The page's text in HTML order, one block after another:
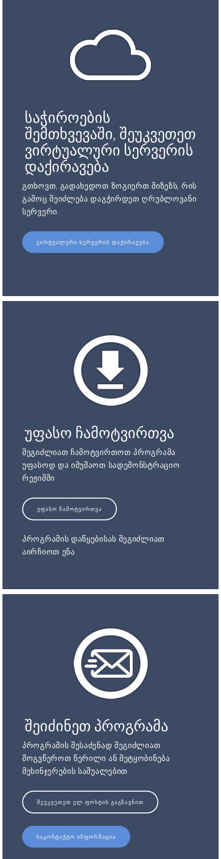
საჭიროების
შემთხვევაში, შეუკვეთეთ
ვირტუალური სერვერის
დაქირავება
გთხოვთ, გადახედოთ ზოგიერთ მიზეზს, რის
გამოც შეიძლება დაგჭირდეთ ღრუბლოვანი
სერვერი.
ᲕᲘᲠᲢᲣᲐᲚᲣᲠᲘ ᲡᲔᲠᲕᲔᲠᲘᲡ ᲓᲐᲥᲘᲠᲐᲕᲔᲑᲐ
უფასო ჩამოტვირთვა
შეგიძლიათ ჩამოტვირთოთ პროგრამა
უფასოდ და იმუშაოთ სადემონსტრაციო
რეჟიმში
ᲣᲤᲐᲡᲝ ᲩᲐᲛᲝᲢᲕᲘᲠᲗᲕᲐ
პროგრამის დაწყებისას შეგიძლიათ
აირჩიოთ ენა.
შეიძინეთ პროგრამა
პროგრამის შესაძენად შეგიძლიათ
მოგვწეროთ წერილი ან შეტყობინება
მესინჯერების საშუალებით
ᲨᲔᲣᲙᲕᲔᲗᲔᲗ ᲔᲚ.ᲤᲝᲡᲢᲘᲡ ᲒᲐᲒᲖᲐᲕᲜᲘᲗ
ᲡᲐᲙᲝᲜᲢᲐᲥᲢᲝ ᲘᲜᲤᲝᲠᲛᲐᲪᲘᲐ